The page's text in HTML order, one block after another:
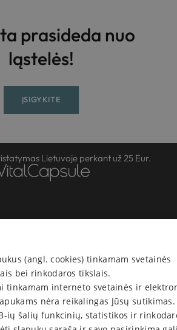
prasideda nuo
ląstelės!
ĮSIGYKITE
Lietuvoje perkant už 25 Eur.
taisyklės
(angl. cookies) tinkamam svetainės
bei rinkodaros tikslais.
tinkamam interneto svetainės ir
nėra reikalingas Jūsų sutikimas.
ių šalių funkcinių, statistikos ir